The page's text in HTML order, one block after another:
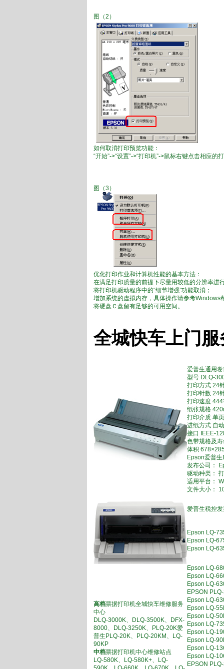
图（2）
如何取消打印预览功能：
“开始”->“设置”->“打印机”->鼠标右键点击相应的
图（3）
优化打印作业和计算机性能的基本方法：
在满足打印质量的前提下尽量用较低的分辨率进
将打印机驱动程序中的“细节增强”功能取消；
增加系统的虚拟内存，具体操作请参考Windows
将硬盘Ｃ盘留有足够的可用空间。
全城快车上门服
爱普生通用
型号 DLQ-
打印方式 24
打印针数 24
打印速度
纸张规格
打印介质 单
进纸方式 自
接口 IEEE-
色带规格及
体积
Epson爱普
发布公司：
驱动种类：
适用平台：
文件大小：
爱普生税控
Epson LQ-
Epson LQ-
Epson LQ-
高档票据打印机全城快车维修服务
中心
DLQ-3000K、DLQ-3500K、DFX-
8000、DLQ-3250K、PLQ-20K爱
普生PLQ-20K、PLQ-20KM、LQ-
90KP
中档票据打印机中心维修站点
LQ-580K、LQ-580K+、LQ-
Epson LQ-
Epson LQ-
Epson LQ-
EPSON
Epson LQ-
Epson LQ-
Epson LQ-
Epson LQ-
Epson LQ-
Epson LQ-
Epson LQ-
Epson LQ-
EPSON